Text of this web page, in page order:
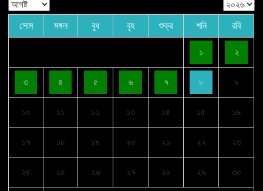
সোম মঙ্গল বুধ বৃহ শুক্র শনি রবি
১ ২
৩ ৪ ৫ ৬ ৭ ৮ ৯
১০ ১১ ১২ ১৩ ১৪ ১৫ ১৬
১৭ ১৮ ১৯ ২০ ২১ ২২ ২৩
২৪ ২৫ ২৬ ২৭ ২৮ ২৯ ৩০